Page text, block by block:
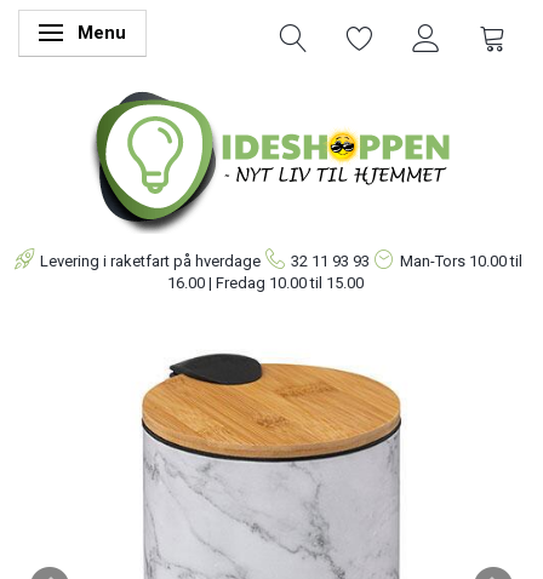
Skifte navigation
Menu
Levering i raketfart på hverdage 32 11 93 93 Man-Tors 10.00 til
16.00 | Fredag 10.00 til 15.00